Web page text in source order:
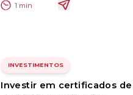
1 min
INVESTIMENTOS
Investir em certificados